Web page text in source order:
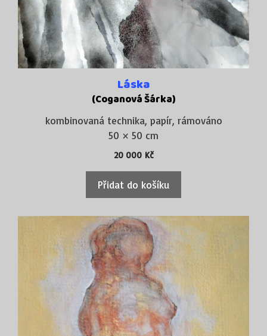
Láska
(Coganová Šárka)
kombinovaná technika, papír, rámováno
50 × 50 cm
20 000 Kč
Přidat do košíku